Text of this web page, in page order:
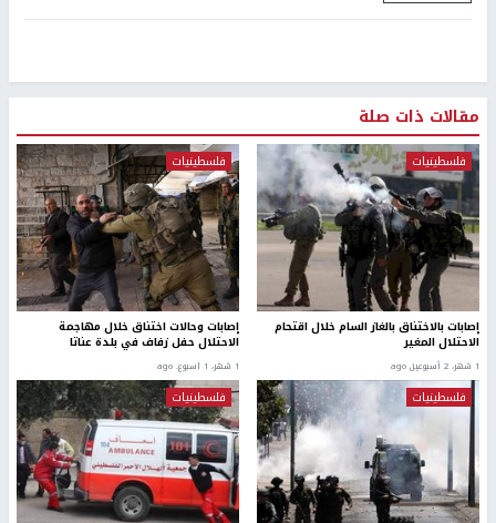
مقالات ذات صلة
فلسطينيات
إصابات بالاختناق بالغاز السام خلال اقتحام
الاحتلال المغير
1 شهر، 2 أسبوعين ago
فلسطينيات
إصابات وحالات اختناق خلال مهاجمة
الاحتلال حفل زفاف في بلدة عناتا
1 شهر، 1 اسبوع. ago
فلسطينيات فلسطينيات